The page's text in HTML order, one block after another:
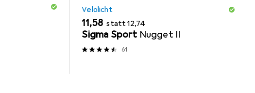
Velolicht
EUR
11,58 stattEUR
12,74
Sigma Sport Nugget II
61